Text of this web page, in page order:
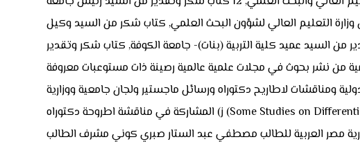
القادسية, 2 كتاب شكر وتقدير من السيد وكيل وزارة التعليم العالي لشؤون البحث العلمي, كتاب شكر من السيد وكيل
من السيد عميد كلية التربية (بنات)- جامعة الكوفة, كتاب شكر وتقدير
من نشر بحوث في مجلات علمية عالمية رصينة ذات مستوعبات معروفة
ز) المشاركة في مناقشة اطروحة دكتوراه (Some Studies on Differential Subordination and Superordination of Subclasses in Geometric Function Theory) (رياضيات – تحليل عقدي)